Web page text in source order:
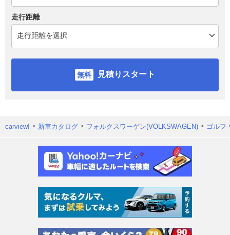
走行距離
見積りスタート
carview! 新車カタログ フォルクスワーゲン(VOLKSWAGEN) ゴルフ